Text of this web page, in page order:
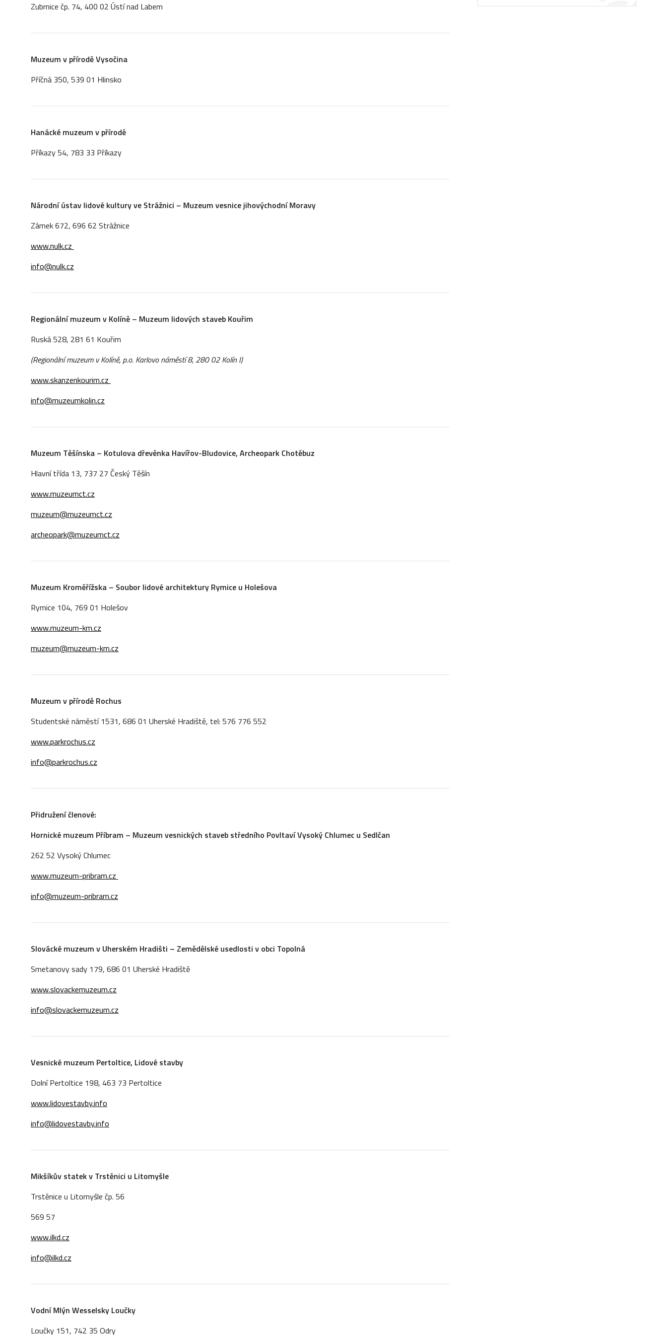
Zubrnice čp. 74, 400 02 Ústí nad Labem
Muzeum v přírodě Vysočina
Příčná 350, 539 01 Hlinsko
Hanácké muzeum v přírodě
Příkazy 54, 783 33 Příkazy
Národní ústav lidové kultury ve Strážnici – Muzeum vesnice jihovýchodní Moravy
Zámek 672, 696 62 Strážnice
www.nulk.cz
info@nulk.cz
Regionální muzeum v Kolíně – Muzeum lidových staveb Kouřim
Ruská 528, 281 61 Kouřim
(Regionální muzeum v Kolíně, p.o. Karlovo náměstí 8, 280 02 Kolín I)
www.skanzenkourim.cz
info@muzeumkolin.cz
Muzeum Těšínska – Kotulova dřevěnka Havířov-Bludovice, Archeopark Chotěbuz
Hlavní třída 13, 737 27 Český Těšín
www.muzeumct.cz
muzeum@muzeumct.cz
archeopark@muzeumct.cz
Muzeum Kroměřížska – Soubor lidové architektury Rymice u Holešova
Rymice 104, 769 01 Holešov
www.muzeum-km.cz
muzeum@muzeum-km.cz
Muzeum v přírodě Rochus
Studentské náměstí 1531, 686 01 Uherské Hradiště, tel: 576 776 552
www.parkrochus.cz
info@parkrochus.cz
Přidružení členové:
Hornické muzeum Příbram – Muzeum vesnických staveb středního Povltaví Vysoký Chlumec u Sedlčan
262 52 Vysoký Chlumec
www.muzeum-pribram.cz
info@muzeum-pribram.cz
Slovácké muzeum v Uherském Hradišti – Zemědělské usedlosti v obci Topolná
Smetanovy sady 179, 686 01 Uherské Hradiště
www.slovackemuzeum.cz
info@slovackemuzeum.cz
Vesnické muzeum Pertoltice, Lidové stavby
Dolní Pertoltice 198, 463 73 Pertoltice
www.lidovestavby.info
info@lidovestavby.info
Mikšíkův statek v Trstěnici u Litomyšle
Trstěnice u Litomyšle čp. 56
569 57
www.ilkd.cz
info@ilkd.cz
Vodní Mlýn Wesselsky Loučky
Loučky 151, 742 35 Odry